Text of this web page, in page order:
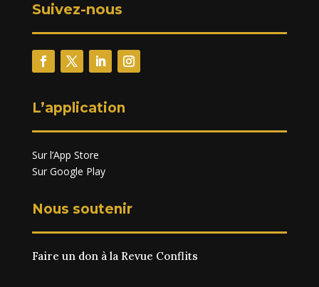
Suivez-nous
L’application
Sur l’App Store
Sur Google Play
Nous soutenir
Faire un don à la Revue Conflits